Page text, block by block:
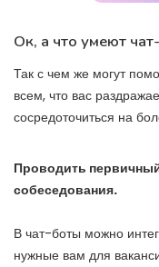
Ок, а что умеют
Так с чем же могут
всем, что вас
сосредоточиться на
Проводить
собеседования.
В чат-боты можно
нужные вам для